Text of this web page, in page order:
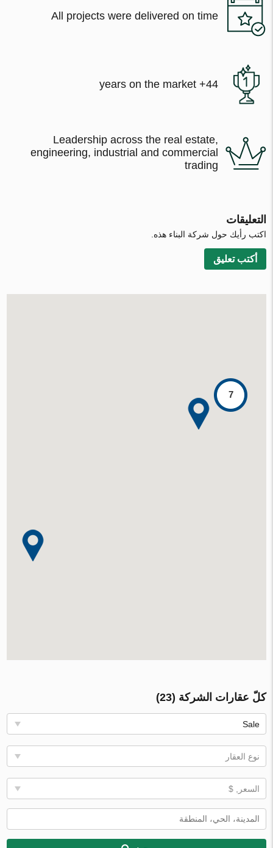
All projects were delivered on time
44+ years on the market
Leadership across the real estate,
engineering, industrial and commercial
trading
التعليقات
اكتب رأيك حول شركة البناء هذه.
أكتب تعليق
7
كلّ عقارات الشركة (23)
Sale
نوع العقار
السعر, $